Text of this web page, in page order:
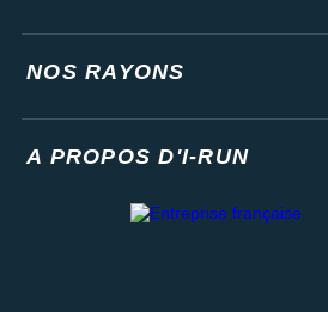
NOS RAYONS
A PROPOS D'I-RUN